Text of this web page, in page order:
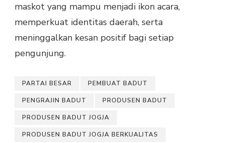
maskot yang mampu menjadi ikon acara,
memperkuat identitas daerah, serta
meninggalkan kesan positif bagi setiap
pengunjung.
PARTAI BESAR PEMBUAT BADUT
PENGRAJIN BADUT PRODUSEN BADUT
PRODUSEN BADUT JOGJA
PRODUSEN BADUT JOGJA BERKUALITAS